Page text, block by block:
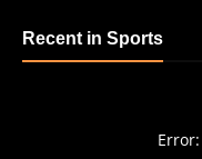
Recent in Sports